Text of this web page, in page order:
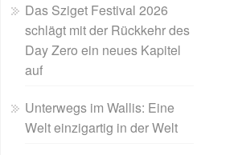
Das Sziget Festival 2026
schlägt mit der Rückkehr des
Day Zero ein neues Kapitel
auf
Unterwegs im Wallis: Eine
Welt einzigartig in der Welt